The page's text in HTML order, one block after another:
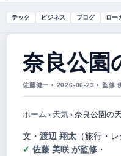
テック ビジネス ブログ ロー
奈良公園
佐藤健一 • 2026-06-23 • 監修
ホーム › 天気›奈良公園の
文・ 渡辺 翔太 （旅行・
佐藤 美咲 が監修 ・